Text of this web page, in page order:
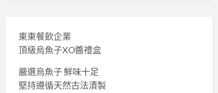
東東餐飲企業
頂級烏魚子XO醬禮盒
嚴選烏魚子 鮮味十足
堅持遵循天然古法漬製